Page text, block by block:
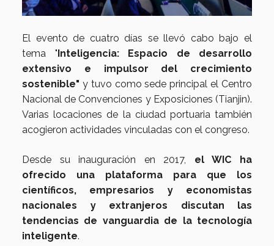
El evento de cuatro días se llevó cabo bajo el
tema "Inteligencia: Espacio de desarrollo
extensivo e impulsor del crecimiento
sostenible" y tuvo como sede principal el Centro
Nacional de Convenciones y Exposiciones (Tianjin).
Varias locaciones de la ciudad portuaria también
acogieron actividades vinculadas con el congreso.
Desde su inauguración en 2017, el WIC ha
ofrecido una plataforma para que los
científicos, empresarios y economistas
nacionales y extranjeros discutan las
tendencias de vanguardia de la tecnología
inteligente.